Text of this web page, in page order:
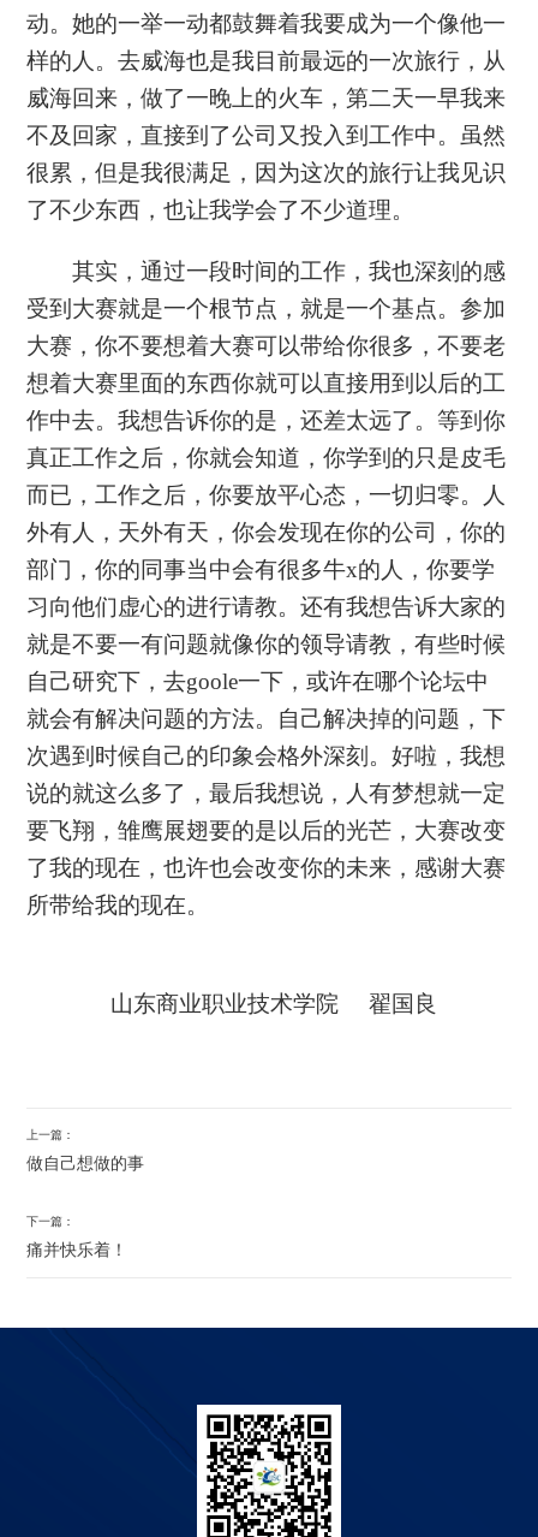
动。她的一举一动都鼓舞着我要成为一个像他一
样的人。去威海也是我目前最远的一次旅行，从
威海回来，做了一晚上的火车，第二天一早我来
不及回家，直接到了公司又投入到工作中。虽然
很累，但是我很满足，因为这次的旅行让我见识
了不少东西，也让我学会了不少道理。
其实，通过一段时间的工作，我也深刻的感
受到大赛就是一个根节点，就是一个基点。参加
大赛，你不要想着大赛可以带给你很多，不要老
想着大赛里面的东西你就可以直接用到以后的工
作中去。我想告诉你的是，还差太远了。等到你
真正工作之后，你就会知道，你学到的只是皮毛
而已，工作之后，你要放平心态，一切归零。人
外有人，天外有天，你会发现在你的公司，你的
部门，你的同事当中会有很多牛x的人，你要学
习向他们虚心的进行请教。还有我想告诉大家的
就是不要一有问题就像你的领导请教，有些时候
自己研究下，去goole一下，或许在哪个论坛中
就会有解决问题的方法。自己解决掉的问题，下
次遇到时候自己的印象会格外深刻。好啦，我想
说的就这么多了，最后我想说，人有梦想就一定
要飞翔，雏鹰展翅要的是以后的光芒，大赛改变
了我的现在，也许也会改变你的未来，感谢大赛
所带给我的现在。
山东商业职业技术学院 翟国良
上一篇：
做自己想做的事
下一篇：
痛并快乐着！